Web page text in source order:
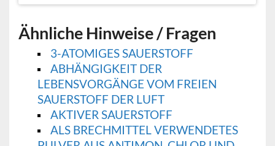
Ähnliche Hinweise / Fragen
3-ATOMIGES SAUERSTOFF
ABHÄNGIGKEIT DER
LEBENSVORGÄNGE VOM FREIEN
SAUERSTOFF DER LUFT
AKTIVER SAUERSTOFF
ALS BRECHMITTEL VERWENDETES